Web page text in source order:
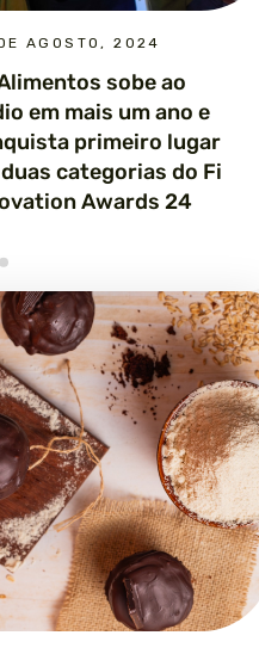
AGOSTO, 2024
sobe ao
em mais um ano e
primeiro lugar
categorias do Fi
Awards 24